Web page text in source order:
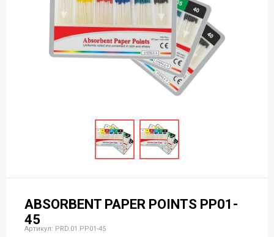
ABSORBENT PAPER POINTS PP01-
45
Артикул: PRD.01.РP01-45